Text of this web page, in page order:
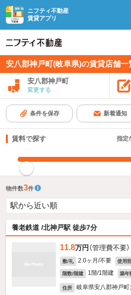
ニフティ不動産
賃貸アプリ
安八郡神戸町(岐阜県)の賃貸店舗一
安八郡神戸町
変更する
条件を保存 新着通知
賃料で探す 指定
物件数3件
養老鉄道 /北神戸駅 徒歩7分
11.8万円 （管理費不要）
敷/礼 2.0ヶ月/不要 使用
階数/階建 1階/1階建 築年
住所 岐阜県安八郡神戸町